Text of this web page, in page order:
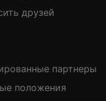
друзей
партнеры
положения